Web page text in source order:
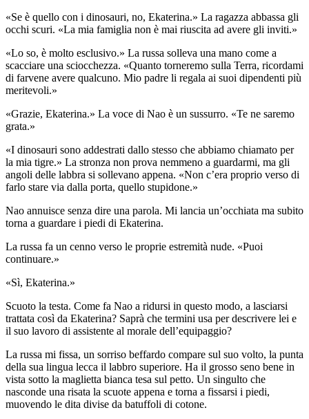
«Se è quello con i dinosauri, no, Ekaterina.» La ragazza abbassa gli
occhi scuri. «La mia famiglia non è mai riuscita ad avere gli inviti.»
«Lo so, è molto esclusivo.» La russa solleva una mano come a
scacciare una sciocchezza. «Quanto torneremo sulla Terra, ricordami
di farvene avere qualcuno. Mio padre li regala ai suoi dipendenti più
meritevoli.»
«Grazie, Ekaterina.» La voce di Nao è un sussurro. «Te ne saremo
grata.»
«I dinosauri sono addestrati dallo stesso che abbiamo chiamato per
la mia tigre.» La stronza non prova nemmeno a guardarmi, ma gli
angoli delle labbra si sollevano appena. «Non c’era proprio verso di
farlo stare via dalla porta, quello stupidone.»
Nao annuisce senza dire una parola. Mi lancia un’occhiata ma subito
torna a guardare i piedi di Ekaterina.
La russa fa un cenno verso le proprie estremità nude. «Puoi
continuare.»
«Sì, Ekaterina.»
Scuoto la testa. Come fa Nao a ridursi in questo modo, a lasciarsi
trattata così da Ekaterina? Saprà che termini usa per descrivere lei e
il suo lavoro di assistente al morale dell’equipaggio?
La russa mi fissa, un sorriso beffardo compare sul suo volto, la punta
della sua lingua lecca il labbro superiore. Ha il grosso seno bene in
vista sotto la maglietta bianca tesa sul petto. Un singulto che
nasconde una risata la scuote appena e torna a fissarsi i piedi,
muovendo le dita divise da batuffoli di cotone.